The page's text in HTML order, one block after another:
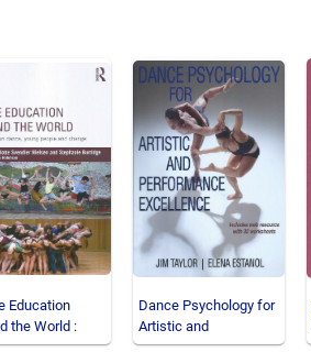
Education
the World :
on
Dance Psychology for
Artistic and
Performance